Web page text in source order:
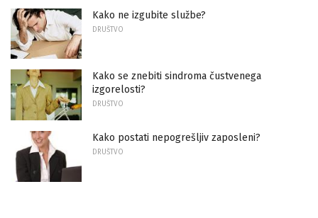
Kako ne izgubite službe?
DRUŠTVO
Kako se znebiti sindroma čustvenega
izgorelosti?
DRUŠTVO
Kako postati nepogrešljiv zaposleni?
DRUŠTVO